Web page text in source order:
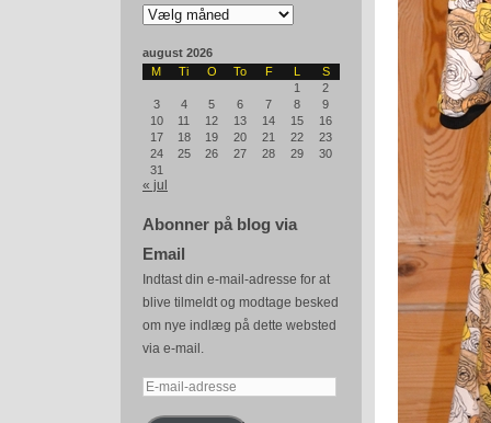
Arkiv
august 2026
M
Ti O To F L
S
1
2
3
4 5 6 7 8
9
10
11 12 13 14 15
16
17
18 19 20 21 22
23
24
25 26 27 28 29
30
31
« jul
Abonner på blog via
Email
Indtast din e-mail-adresse for at
blive tilmeldt og modtage besked
om nye indlæg på dette websted
via e-mail.
E-